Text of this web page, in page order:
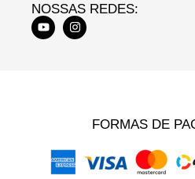
NOSSAS REDES:
FORMAS DE